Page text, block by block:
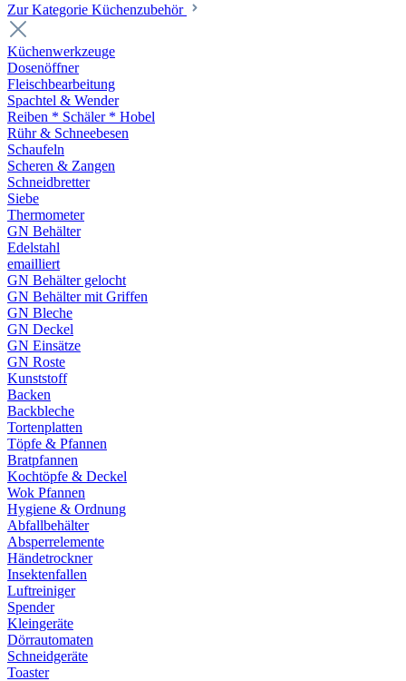
Zur Kategorie Küchenzubehör
Küchenwerkzeuge
Dosenöffner
Fleischbearbeitung
Spachtel & Wender
Reiben * Schäler * Hobel
Rühr & Schneebesen
Schaufeln
Scheren & Zangen
Schneidbretter
Siebe
Thermometer
GN Behälter
Edelstahl
emailliert
GN Behälter gelocht
GN Behälter mit Griffen
GN Bleche
GN Deckel
GN Einsätze
GN Roste
Kunststoff
Backen
Backbleche
Tortenplatten
Töpfe & Pfannen
Bratpfannen
Kochtöpfe & Deckel
Wok Pfannen
Hygiene & Ordnung
Abfallbehälter
Absperrelemente
Händetrockner
Insektenfallen
Luftreiniger
Spender
Kleingeräte
Dörrautomaten
Schneidgeräte
Toaster